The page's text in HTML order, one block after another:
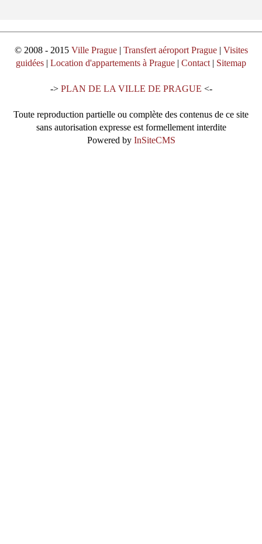
© 2008 - 2015 Ville Prague| Transfert aéroport Prague| Visites
guidées | Location d'appartements à Prague | Contact | Sitemap
-> PLAN DE LA VILLE DE PRAGUE <-
Toute reproduction partielle ou complète des contenus de ce site
sans autorisation expresse est formellement interdite
Powered by InSiteCMS